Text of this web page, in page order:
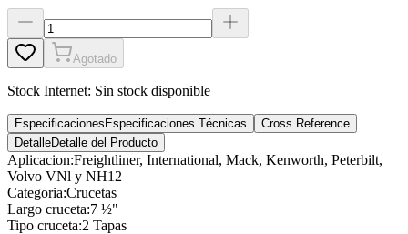
Agotado
Stock Internet: Sin stock disponible
Especificaciones Especificaciones Técnicas
Cross Reference
DetalleDetalle del Producto
Aplicacion:Freightliner, International, Mack, Kenworth, Peterbilt,
Volvo VNl y NH12
Categoria:Crucetas
Largo cruceta:7 ½"
Tipo cruceta:2 Tapas